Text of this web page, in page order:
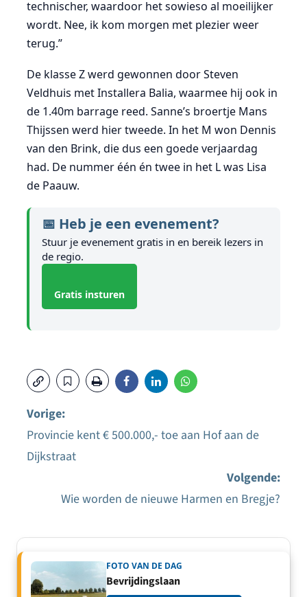
technischer, waardoor het sowieso al moeilijker
wordt. Nee, ik kom morgen met plezier weer
terug.”
De klasse Z werd gewonnen door Steven
Veldhuis met Installera Balia, waarmee hij ook in
de 1.40m barrage reed. Sanne’s broertje Mans
Thijssen werd hier tweede. In het M won Dennis
van den Brink, die dus een goede verjaardag
had. De nummer één én twee in het L was Lisa
de Paauw.
📅 Heb je een evenement?
Stuur je evenement gratis in en bereik lezers in
de regio.
Gratis insturen
Bericht
Vorige:
Provincie kent € 500.000,- toe aan Hof aan de
Dijkstraat
Volgende:
Wie worden de nieuwe Harmen en Bregje?
FOTO VAN DE DAG
Bevrijdingslaan